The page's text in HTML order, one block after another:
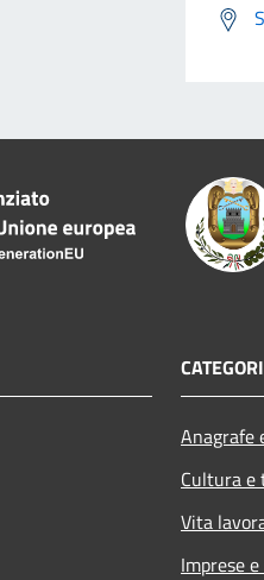
Anagrafe
Cultura e
Vita
Imprese